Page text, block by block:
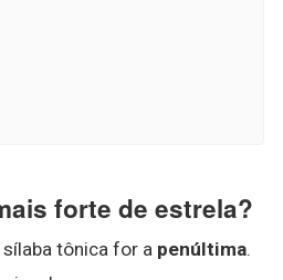
forte de estrela?
tônica for a penúltima.